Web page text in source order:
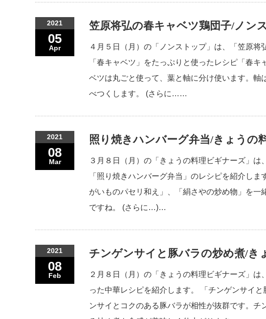
2021
05
Apr
笠原将弘の春キャベツ鶏団子/ノン
４月５日（月）の「ノンストップ」は、「笠原
「春キャベツ」をたっぷりと使ったレシピ「春
ベツは丸ごと使って、葉と軸に分け使います。軸
べつくします。 (さらに……
2021
08
Mar
照り焼きハンバーグ弁当/きょうの
３月８日（月）の「きょうの料理ビギナーズ」
「照り焼きハンバーグ弁当」のレシピを紹介し
がいものパセリ和え」、「絹さやの炒め物」を一
ですね。 (さらに…)…
2021
08
Feb
チンゲンサイと豚バラの炒め煮/き
２月８日（月）の「きょうの料理ビギナーズ」
った中華レシピを紹介します。 「チンゲンサイ
ンサイとコクのある豚バラが相性が抜群です。